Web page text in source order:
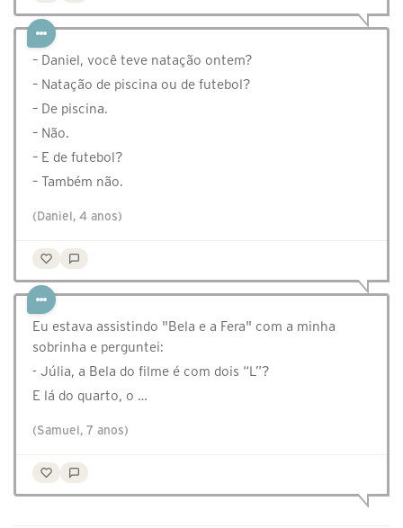
– Daniel, você teve natação ontem?
– Natação de piscina ou de futebol?
– De piscina.
– Não.
– E de futebol?
– Também não.
(Daniel, 4 anos)
Eu estava assistindo "Bela e a Fera" com a minha
sobrinha e perguntei:
- Júlia, a Bela do filme é com dois “L”?
E lá do quarto, o …
(Samuel, 7 anos)